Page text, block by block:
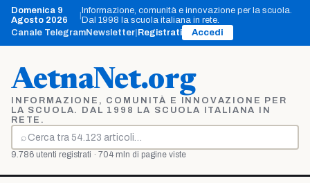
Vai
contenuto
Domenica 9
Agosto 2026
|Informazione, comunità e innovazione per la scuola.
Dal 1998 la scuola italiana in rete.
Canale TelegramNewsletter Registrati Accedi
AetnaNet.org
INFORMAZIONE, COMUNITÀ E INNOVAZIONE PER
LA SCUOLA. DAL 1998 LA SCUOLA ITALIANA IN
RETE.
⌕
Cerca
9.786 utenti registrati · 704 mln di pagine viste